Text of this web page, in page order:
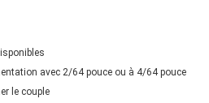
avec 2/64 pouce ou à 4/64 pouce
le couple